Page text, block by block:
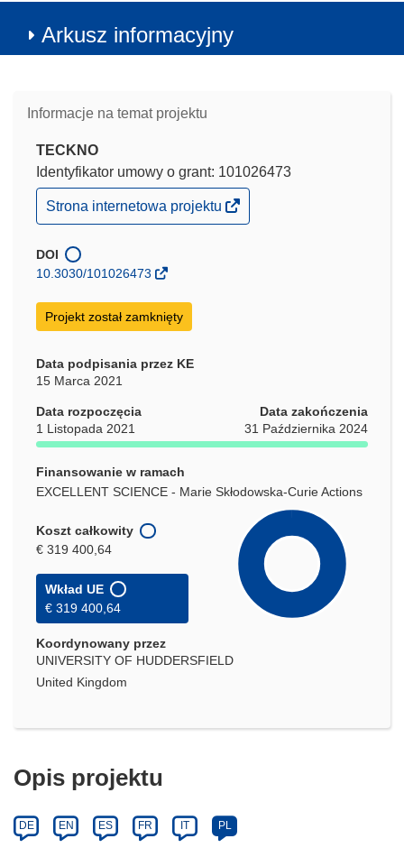
Arkusz informacyjny
Informacje na temat projektu
TECKNO
Identyfikator umowy o grant: 101026473
(odnośnik
otworzy
w
nowym
Strona internetowa projektu
DOI
10.3030/101026473
Projekt został zamknięty
Data podpisania przez KE
15 Marca 2021
Data rozpoczęcia
1 Listopada 2021
Data zakończenia
31 Października 2024
Finansowanie w ramach
EXCELLENT SCIENCE - Marie Skłodowska-Curie Actions
Koszt całkowity
€ 319 400,64
Wkład UE
€ 319 400,64
Koordynowany przez
UNIVERSITY OF HUDDERSFIELD
United Kingdom
Opis projektu
DE EN ES FR IT PL